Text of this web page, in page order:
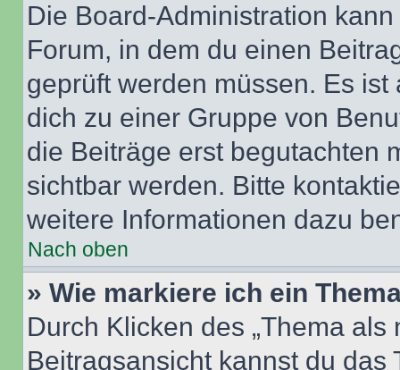
Die Board-Administration
Forum, in dem du einen
geprüft werden müssen. Es
dich zu einer Gruppe von
die Beiträge erst begutachten
sichtbar werden. Bitte
weitere Informationen dazu
Nach oben
» Wie markiere ich ein
Durch Klicken des „Thema
Beitragsansicht kannst du